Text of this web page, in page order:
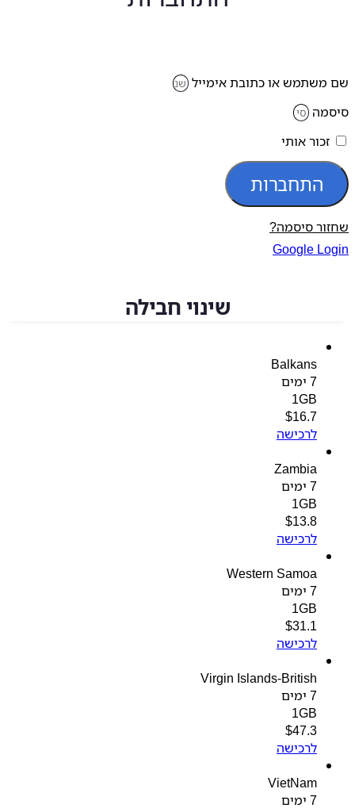
או כתובת אימייל
זכור אותי
התחברות
סיסמה?
Google
שינוי חבילה
Balkans
1GB
$16.7
לרכישה
Zambia
1GB
$13.8
לרכישה
Western Samoa
1GB
$31.1
לרכישה
Virgin Islands-British
1GB
$47.3
לרכישה
VietNam